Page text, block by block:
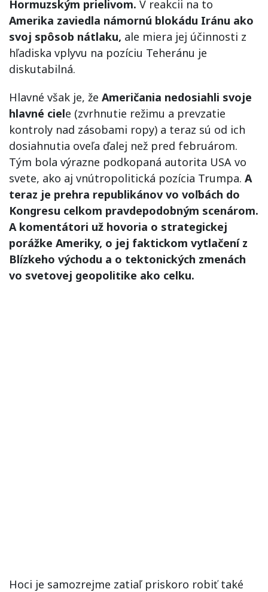
Hormuzským prielivom. V reakcii na to
Amerika zaviedla námornú blokádu Iránu ako
svoj spôsob nátlaku, ale miera jej účinnosti z
hľadiska vplyvu na pozíciu Teheránu je
diskutabilná.
Hlavné však je, že Američania nedosiahli svoje
hlavné ciele (zvrhnutie režimu a prevzatie
kontroly nad zásobami ropy) a teraz sú od ich
dosiahnutia oveľa ďalej než pred februárom.
Tým bola výrazne podkopaná autorita USA vo
svete, ako aj vnútropolitická pozícia Trumpa. A
teraz je prehra republikánov vo voľbách do
Kongresu celkom pravdepodobným scenárom.
A komentátori už hovoria o strategickej
porážke Ameriky, o jej faktickom vytlačení z
Blízkeho východu a o tektonických zmenách
vo svetovej geopolitike ako celku.
Hoci je samozrejme zatiaľ priskoro robiť také